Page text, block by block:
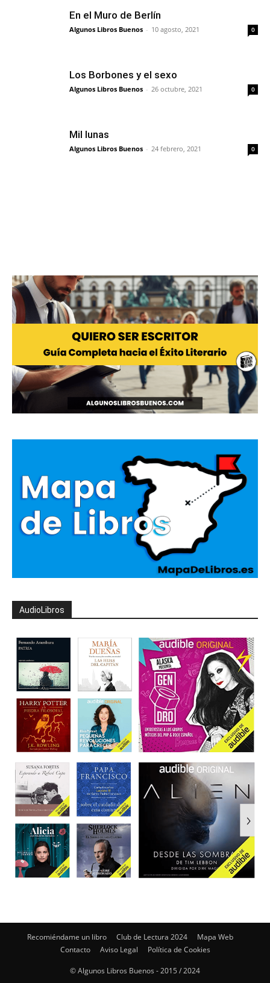
En el Muro de Berlín
Algunos Libros Buenos - 10 agosto, 2021 0
Los Borbones y el sexo
Algunos Libros Buenos - 26 octubre, 2021 0
Mil lunas
Algunos Libros Buenos - 24 febrero, 2021 0
AudioLibros
Recomiéndame un libro Club de Lectura 2024
Mapa Web
Contacto
Aviso Legal Política de Cookies
© Algunos Libros Buenos - 2015 / 2024